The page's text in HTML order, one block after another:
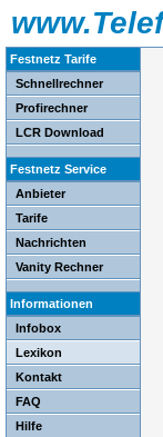
Festnetz Tarife
Schnellrechner
Profirechner
LCR Download
Festnetz Service
Anbieter
Tarife
Nachrichten
Vanity Rechner
Informationen
Infobox
Lexikon
Kontakt
FAQ
Hilfe